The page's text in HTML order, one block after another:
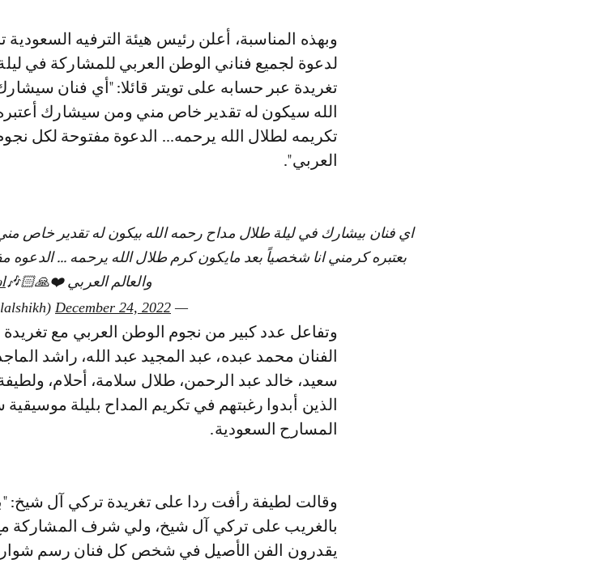
وبهذه المناسبة، أعلن رئيس هيئة الترفيه السعودية تركي آل الشيخ عن تقديمه
لدعوة لجميع فناني الوطن العربي للمشاركة في
تغريدة عبر حسابه على تويتر قائلا: "أي فنان
الله سيكون له تقدير خاص مني ومن سيشارك
تكريمه لطلال الله يرحمه... الدعوة مفتوحة لكل
العربي".
اي فنان بيشارك في ليلة طلال مداح رحمه الله بيكون له تقدير خاص
بعتبره كرمني انا شخصياً بعد مايكون كرم طلال الله يرحمه ... الدعوه
والعالم العربي ❤️🙏🏻🎶🇸🇦
— TURKI ALALSHIKH (@Turki_alalshikh)
December 24, 2022
وتفاعل عدد كبير من نجوم الوطن العربي مع
الفنان محمد عبده، عبد المجيد عبد الله، راشد
سعيد، خالد عبد الرحمن، طلال سلامة، أحلام،
الذين أبدوا رغبتهم في تكريم المداح بليلة
المسارح السعودية.
وقالت لطيفة رأفت ردا على تغريدة تركي آل شيخ:
بالغريب على تركي آل شيخ، ولي شرف المشاركة مع
يقدرون الفن الأصيل في شخص كل فنان رسم